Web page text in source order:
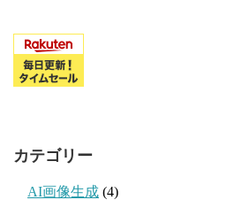
カテゴリー
AI画像生成 (4)